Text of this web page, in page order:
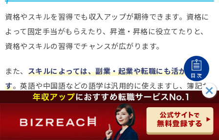
資格やスキルを習得でも収入アップが期待できます。資格に
よって固定手当がもらえたり、昇進・昇格に役立てたりと、
資格やスキルの習得でチャンスが広がります。
また、 スキルによっては、副業・起業や転職にも活かせま
す。英語や中国語などの語学は汎用的に使えますし、簿記な
どの資格もビジネスマンとして身に付けておいて損はない資
格です。
目次